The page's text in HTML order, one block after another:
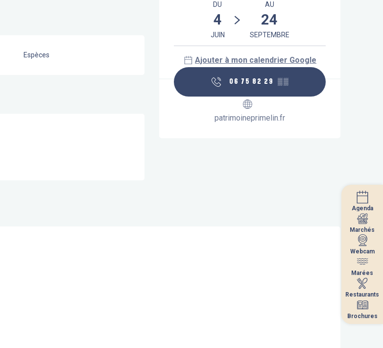
Agenda
Marchés
Webcam
Marées
Restaurants
Brochures
DU
4
JUIN
AU
24
SEPTEMBRE
Ajouter à mon calendrier Google
06 75 82 29 ▒▒
patrimoineprimelin.fr
Espèces